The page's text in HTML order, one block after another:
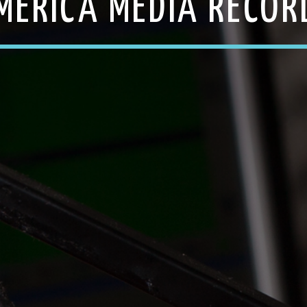
MEDIA